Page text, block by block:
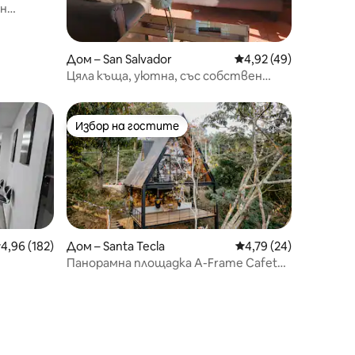
Дом – San Salvador Средна оценка:
4,92 (49)
Цяла къща, уютна, със собствен
магазини за всички нужди.
оценка: 4,96 от 5, 182 отзива
4,96 (182)
Избор на гостите
Избор на гостите
Дом – Santa Tecla Средна оценка:
4,79 (24)
Панорамна площадка A-Frame Cafetal |